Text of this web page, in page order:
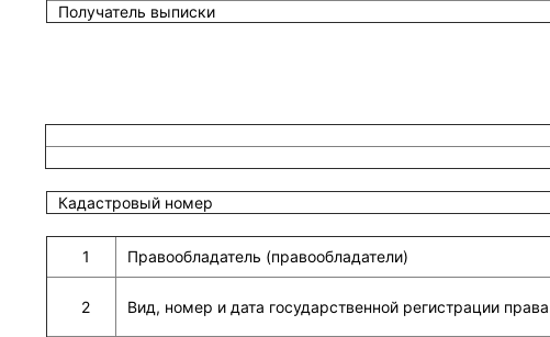
Получатель выписки
Кадастровый номер
1 Правообладатель (правообладатели)
2 Вид, номер и дата государственной регистрации права